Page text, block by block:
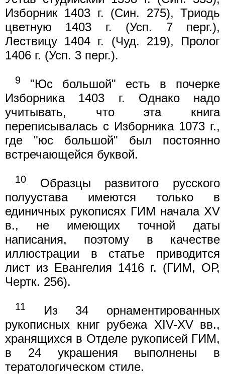
Изборник 1403 г. (Син. 275), Триодь
цветную 1403 г. (Усп. 7 перг.),
Лествицу 1404 г. (Чуд. 219), Пролог
1406 г. (Усп. 3 перг.).
9
"Юс большой" есть в почерке
Изборника 1403 г. Однако надо
учитывать, что эта книга
переписывалась с Изборника 1073 г.,
где "юс большой" был постоянно
встречающейся буквой.
10
Образцы развитого русского
полуустава имеются только в
единичных рукописях ГИМ начала XV
в., не имеющих точной даты
написания, поэтому в качестве
иллюстрации в статье приводится
лист из Евангелия 1416 г. (ГИМ, ОР,
Чертк. 256).
11
Из 34 орнаментированных
рукописных книг рубежа XIV-XV вв.,
хранящихся в Отделе рукописей ГИМ,
в 24 украшения выполнены в
тератологическом стиле.